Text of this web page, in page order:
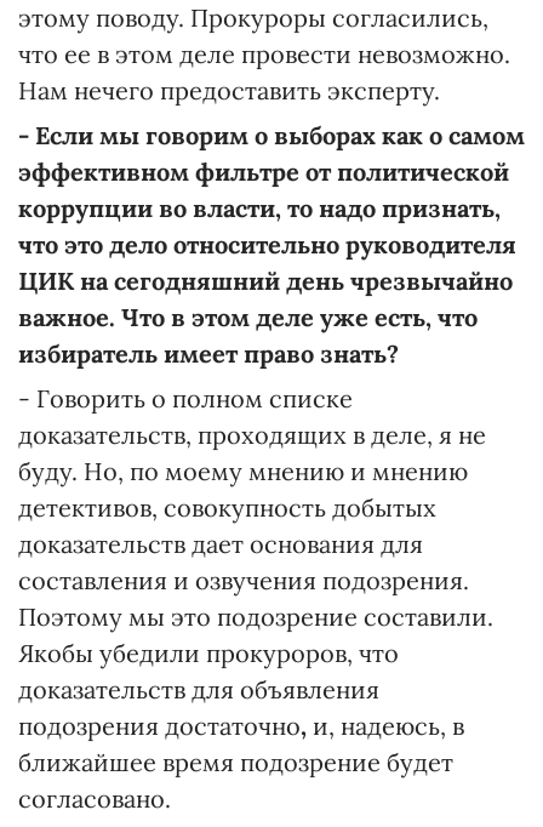
этому поводу. Прокуроры согласились,
что ее в этом деле провести невозможно.
Нам нечего предоставить эксперту.
- Если мы говорим о выборах как о самом
эффективном фильтре от политической
коррупции во власти, то надо признать,
что это дело относительно руководителя
ЦИК на сегодняшний день чрезвычайно
важное. Что в этом деле уже есть, что
избиратель имеет право знать?
- Говорить о полном списке
доказательств, проходящих в деле, я не
буду. Но, по моему мнению и мнению
детективов, совокупность добытых
доказательств дает основания для
составления и озвучения подозрения.
Поэтому мы это подозрение составили.
Якобы убедили прокуроров, что
доказательств для объявления
подозрения достаточно, и, надеюсь, в
ближайшее время подозрение будет
согласовано.